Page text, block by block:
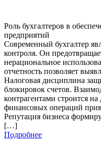
Роль бухгалтеров в
предприятий
Современный бухгалтер
контроля. Он
нерациональное
отчетность позволяет
Налоговая дисциплина
блокировок счетов.
контрагентами строится
финансовых операций
Репутация бизнеса
[…]
Подробнее